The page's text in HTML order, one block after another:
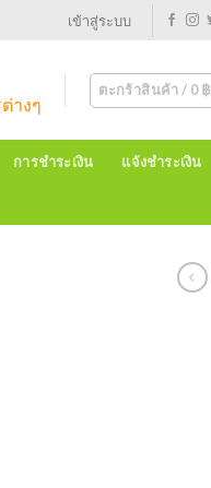
เข้าสู่ระบบ
างๆ
ตะกร้าสินค้า / 0฿
การชำระเงิน แจ้งชำระเงิน